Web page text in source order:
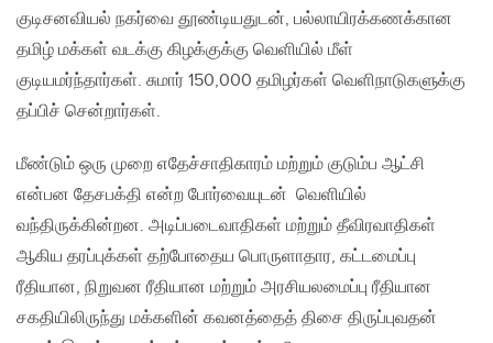
குடிசனவியல் நகர்வை தூண்டியதுடன், பல்லாயிரக்கணக்கான
தமிழ் மக்கள் வடக்கு கிழக்குக்கு வெளியில் மீள்
குடியமர்ந்தார்கள். சுமார் 150,000 தமிழர்கள் வெளிநாடுகளுக்கு
தப்பிச் சென்றார்கள்.
மீண்டும் ஒரு முறை எதேச்சாதிகாரம் மற்றும் குடும்ப ஆட்சி
என்பன தேசபக்தி என்ற போர்வையுடன் வெளியில்
வந்திருக்கின்றன. அடிப்படைவாதிகள் மற்றும் தீவிரவாதிகள்
ஆகிய தரப்புக்கள் தற்போதைய பொருளாதார, கட்டமைப்பு
ரீதியான, நிறுவன ரீதியான மற்றும் அரசியலமைப்பு ரீதியான
சகதியிலிருந்து மக்களின் கவனத்தைத் திசை திருப்புவதன்